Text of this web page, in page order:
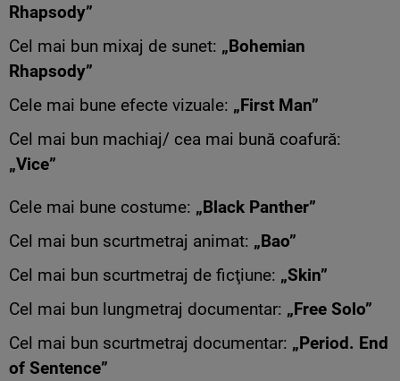
Rhapsody”
Cel mai bun mixaj de sunet: „Bohemian
Rhapsody”
Cele mai bune efecte vizuale: „First Man”
Cel mai bun machiaj/ cea mai bună coafură:
„Vice”
Cele mai bune costume: „Black Panther”
Cel mai bun scurtmetraj animat: „Bao”
Cel mai bun scurtmetraj de ficţiune: „Skin”
Cel mai bun lungmetraj documentar: „Free Solo”
Cel mai bun scurtmetraj documentar: „Period. End
of Sentence”